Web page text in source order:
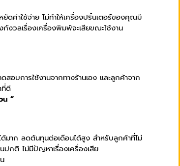
ดค่าใช้จ่าย ไม่ทำให้เครื่องปริ้นเตอร์ของคุณมี
งวลเรื่องเครื่องพิมพ์จะเสียขณะใช้งาน
การใช้งานจากทางร้านเอง และลูกค้าจาก
ที่ดี
น “
มาก ลดต้นทุนต่อเดือนได้สูง สำหรับลูกค้าที่ไม่
ปกติ ไม่มีปัญหาเรื่องเครื่องเสีย